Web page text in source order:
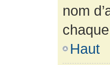
nom
Haut